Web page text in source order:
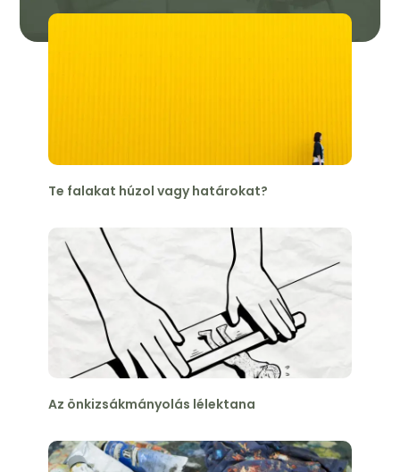
Te falakat húzol vagy határokat?
Az önkizsákmányolás lélektana